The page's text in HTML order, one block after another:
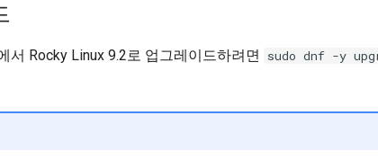
서 Rocky Linux 9.2로 업그레이드하려면 sudo dnf -y